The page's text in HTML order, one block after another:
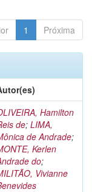
1 Próxima
Hamilton
de; LIMA,
de Andrade;
Kerlen
do;
Vivianne